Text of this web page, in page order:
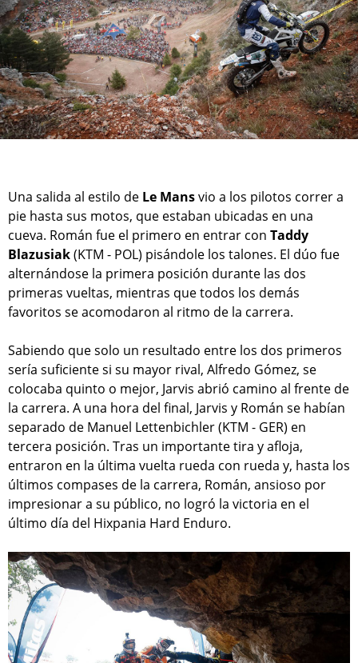
Una salida al estilo de Le Mansvio a los pilotos correr a
pie hasta sus motos, que estaban ubicadas en una
cueva. Román fue el primero en entrar con Taddy
Blazusiak(KTM - POL) pisándole los talones. El dúo fue
alternándose la primera posición durante las dos
primeras vueltas, mientras que todos los demás
favoritos se acomodaron al ritmo de la carrera.
Sabiendo que solo un resultado entre los dos primeros
sería suficiente si su mayor rival, Alfredo Gómez, se
colocaba quinto o mejor, Jarvis abrió camino al frente de
la carrera. A una hora del final, Jarvis y Román se habían
separado de Manuel Lettenbichler (KTM - GER) en
tercera posición. Tras un importante tira y afloja,
entraron en la última vuelta rueda con rueda y, hasta los
últimos compases de la carrera, Román, ansioso por
impresionar a su público, no logró la victoria en el
último día del Hixpania Hard Enduro.